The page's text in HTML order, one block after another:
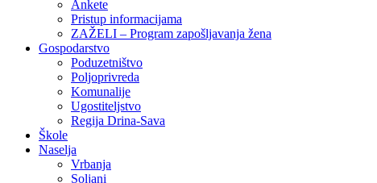
Ankete
Pristup informacijama
ZAŽELI – Program zapošljavanja žena
Gospodarstvo
Poduzetništvo
Poljoprivreda
Komunalije
Ugostiteljstvo
Regija Drina-Sava
Škole
Naselja
Vrbanja
Soljani